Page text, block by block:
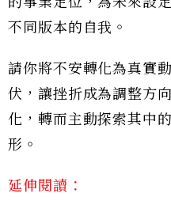
不同版本的自我。
請你將不安轉化為真實
伏，讓挫折成為調整方
化，轉而主動探索其中
形。
延伸閱讀：